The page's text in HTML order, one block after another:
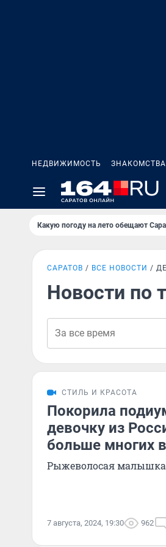
НЕДВИЖИМОСТЬ ЗНАКОМСТВА
Какую погоду на лето обещают
САРАТОВ ВСЕ НОВОСТИ
Новости по
СТИЛЬ И КРАСОТА
Покорила
девочку из
больше многих
Рыжеволосая малышка
7 августа, 2024, 19:30 962